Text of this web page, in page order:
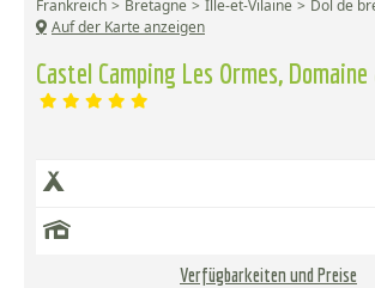
Castel Camping Les Ormes,
Frankreich Bretagne Ille-et-Vilaine
Dol de
Auf der Karte anzeigen
Verfügbarkeiten und Preise